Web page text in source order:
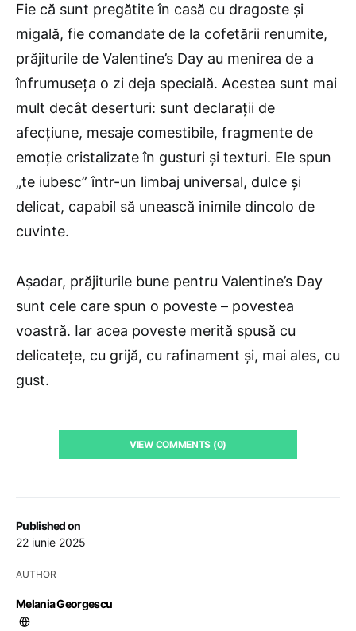
Published on
22 iunie 2025
AUTHOR
Melania Georgescu
Fie că sunt pregătite în casă cu dragoste și
migală, fie comandate de la cofetării renumite,
prăjiturile de Valentine’s Day au menirea de a
înfrumuseța o zi deja specială. Acestea sunt mai
mult decât deserturi: sunt declarații de
afecțiune, mesaje comestibile, fragmente de
emoție cristalizate în gusturi și texturi. Ele spun
„te iubesc” într-un limbaj universal, dulce și
delicat, capabil să unească inimile dincolo de
cuvinte.
Așadar, prăjiturile bune pentru Valentine’s Day
sunt cele care spun o poveste – povestea
voastră. Iar acea poveste merită spusă cu
delicatețe, cu grijă, cu rafinament și, mai ales, cu
gust.
VIEW COMMENTS (0)